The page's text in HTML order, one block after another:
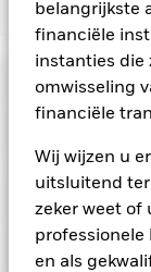
belangrijkste
financiële
instanties die
omwisseling
financiële
Wij wijzen u
uitsluitend
zeker weet of
en als
BGF World
Volledige
Het
sectoren,
Fonds
politieke,
Fondsomvang